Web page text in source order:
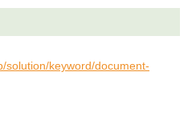
solution/keyword/document-